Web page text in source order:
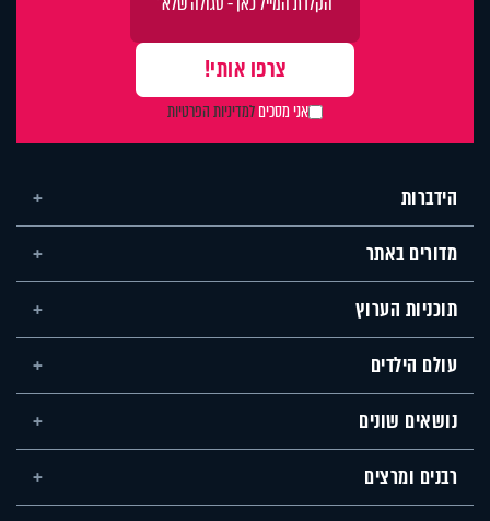
אני מסכיםלמדיניות הפרטיות
הידברות
מדורים באתר
תוכניות הערוץ
עולם הילדים
נושאים שונים
רבנים ומרצים